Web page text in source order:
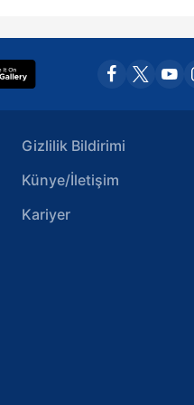
Gizlilik Bildirimi
Künye/İletişim
Kariyer